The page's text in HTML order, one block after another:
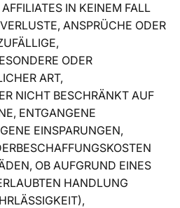
IN KEINEM FALL
ANSPRÜCHE ODER
ODER
ART,
NICHT BESCHRÄNKT AUF
ENTGANGENE
EINSPARUNGEN,
OB AUFGRUND EINES
HANDLUNG